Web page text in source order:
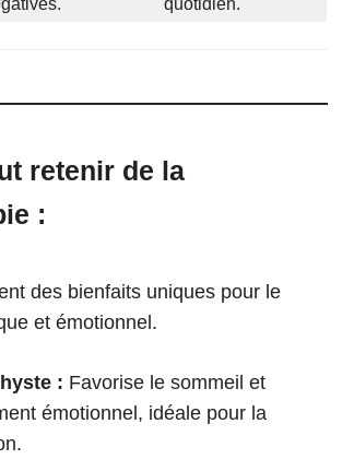
retenir de la
:
des bienfaits uniques pour le
et émotionnel.
: Favorise le sommeil et
émotionnel, idéale pour la